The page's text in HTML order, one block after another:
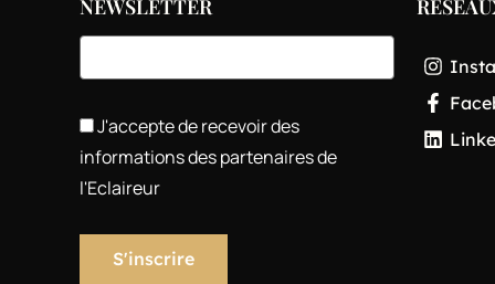
NEWSLETTER
J'accepte de recevoir des
informations des partenaires de
l'Eclaireur